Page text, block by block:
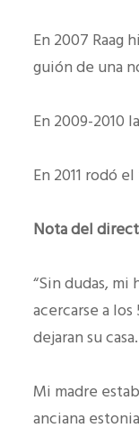
En 2007 Raag
guión de una
En 2009-2010
En 2011 rodó
Nota del
“Sin dudas,
acercarse a
dejaran su casa.
Mi madre
anciana